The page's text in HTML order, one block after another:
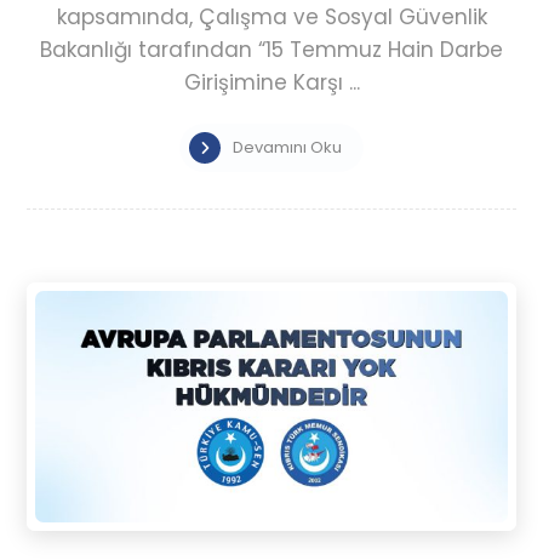
kapsamında, Çalışma ve Sosyal Güvenlik
Bakanlığı tarafından “15 Temmuz Hain Darbe
Girişimine Karşı ...
Devamını Oku